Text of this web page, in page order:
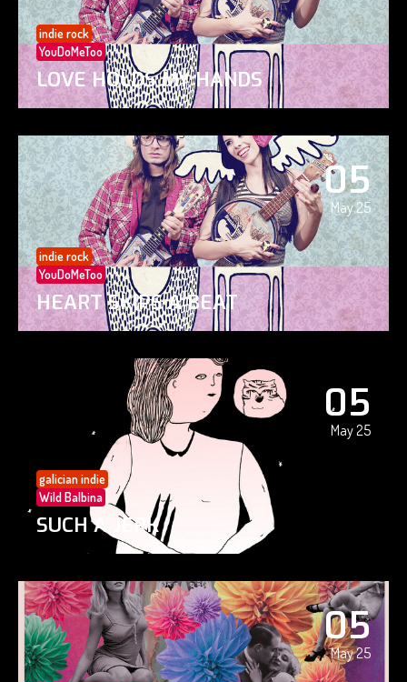
indie rock
YouDoMeToo
LOVE HOLDS MY HANDS
05
May 25
indie rock
YouDoMeToo
HEART SKIPS A BEAT
05
May 25
galician indie
Wild Balbina
SUCH A JERK
05
May 25